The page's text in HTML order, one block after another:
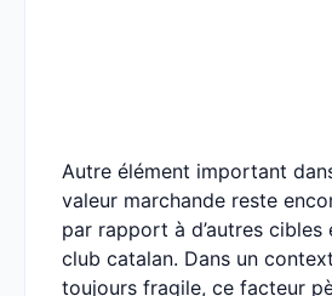
Autre élément important
valeur marchande reste
par rapport à d’autres cibles
club catalan. Dans un
toujours fragile, ce facteur